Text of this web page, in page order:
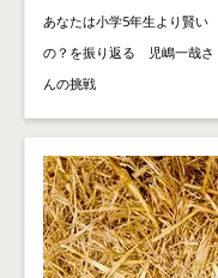
あなたは小学5年生より賢い
の？を振り返る 児嶋一哉さ
んの挑戦